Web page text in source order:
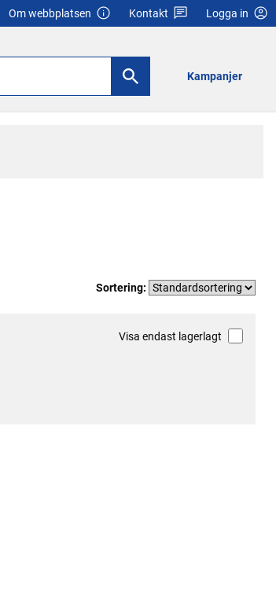
Om webbplatsen Kontakt Logga in
Kampanjer
Sortering:
Visa endast lagerlagt